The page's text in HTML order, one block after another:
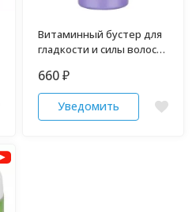
Витаминный бустер для
гладкости и силы волос
660₽
Уведомить